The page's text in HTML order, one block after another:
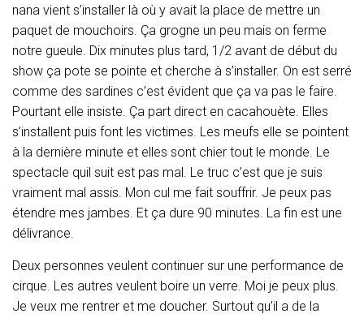
nana vient s’installer là où y avait la place de mettre un
paquet de mouchoirs. Ça grogne un peu mais on ferme
notre gueule. Dix minutes plus tard, 1/2 avant de début du
show ça pote se pointe et cherche à s’installer. On est serré
comme des sardines c’est évident que ça va pas le faire.
Pourtant elle insiste. Ça part direct en cacahouète. Elles
s’installent puis font les victimes. Les meufs elle se pointent
à la dernière minute et elles sont chier tout le monde. Le
spectacle quil suit est pas mal. Le truc c’est que je suis
vraiment mal assis. Mon cul me fait souffrir. Je peux pas
étendre mes jambes. Et ça dure 90 minutes. La fin est une
délivrance.
Deux personnes veulent continuer sur une performance de
cirque. Les autres veulent boire un verre. Moi je peux plus.
Je veux me rentrer et me doucher. Surtout qu’il a de la